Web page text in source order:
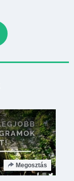
Megosztás